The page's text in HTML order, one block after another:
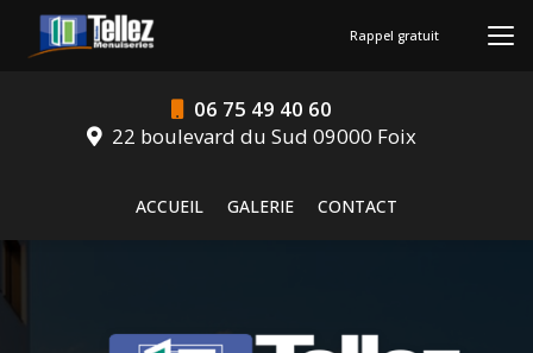
contenu
06 75 49 40 60
22 boulevard du Sud 09000 Foix
ACCUEIL
GALERIE CONTACT
Rappel gratuit